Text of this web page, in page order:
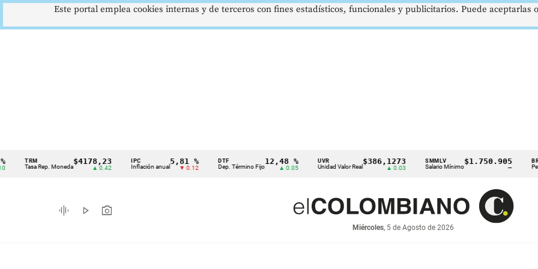
Cintillo
indicadores
económicos
Rep. Moneda
$4178,23
▲ 0.42
IPC
Inflación anual
5,81 %
▼ 0.12
DTF
Dep. Término Fijo
12,48 %
▲ 0.05
UVR
Unidad Valor Real
$386,1273
▲ 0.03
SMMLV
Salario Mínimo
$1.750.905 BRENT
Petróleo
graphic_eq play_arrow photo_camera
Miércoles, 5 de Agosto de 2026
Este portal emplea cookies internas y de terceros con fines estadísticos, funcionales y publicitarios. Puede aceptarlas